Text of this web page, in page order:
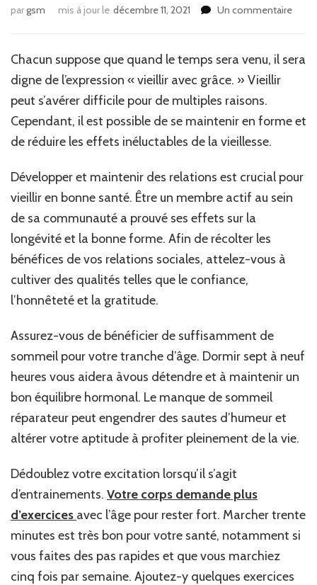
pargsm mis à jour le décembre 11, 2021 Un commentairesur
fin
Chacun suppose que quand le temps sera venu, il sera
digne de l’expression « vieillir avec grâce. » Vieillir
peut s’avérer difficile pour de multiples raisons.
Cependant, il est possible de se maintenir en forme et
de réduire les effets inéluctables de la vieillesse.
Développer et maintenir des relations est crucial pour
vieillir en bonne santé. Être un membre actif au sein
de sa communauté a prouvé ses effets sur la
longévité et la bonne forme. Afin de récolter les
bénéfices de vos relations sociales, attelez-vous à
cultiver des qualités telles que le confiance,
l’honnêteté et la gratitude.
Assurez-vous de bénéficier de suffisamment de
sommeil pour votre tranche d’âge. Dormir sept à neuf
heures vous aidera àvous détendre et à maintenir un
bon équilibre hormonal. Le manque de sommeil
réparateur peut engendrer des sautes d’humeur et
altérer votre aptitude à profiter pleinement de la vie.
Dédoublez votre excitation lorsqu’il s’agit
d’entrainements. Votre corps demande plus
d’exercices avec l’âge pour rester fort. Marcher trente
minutes est très bon pour votre santé, notamment si
vous faites des pas rapides et que vous marchiez
cinq fois par semaine. Ajoutez-y quelques exercices